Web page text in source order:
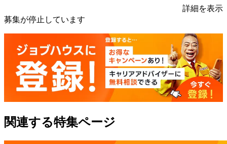
詳細を表示
募集が停止しています
関連する特集ページ